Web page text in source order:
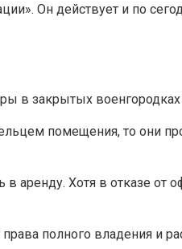
Он действует и по
в закрытых военгородках
помещения, то они
аренду. Хотя в отказе от
полного владения и